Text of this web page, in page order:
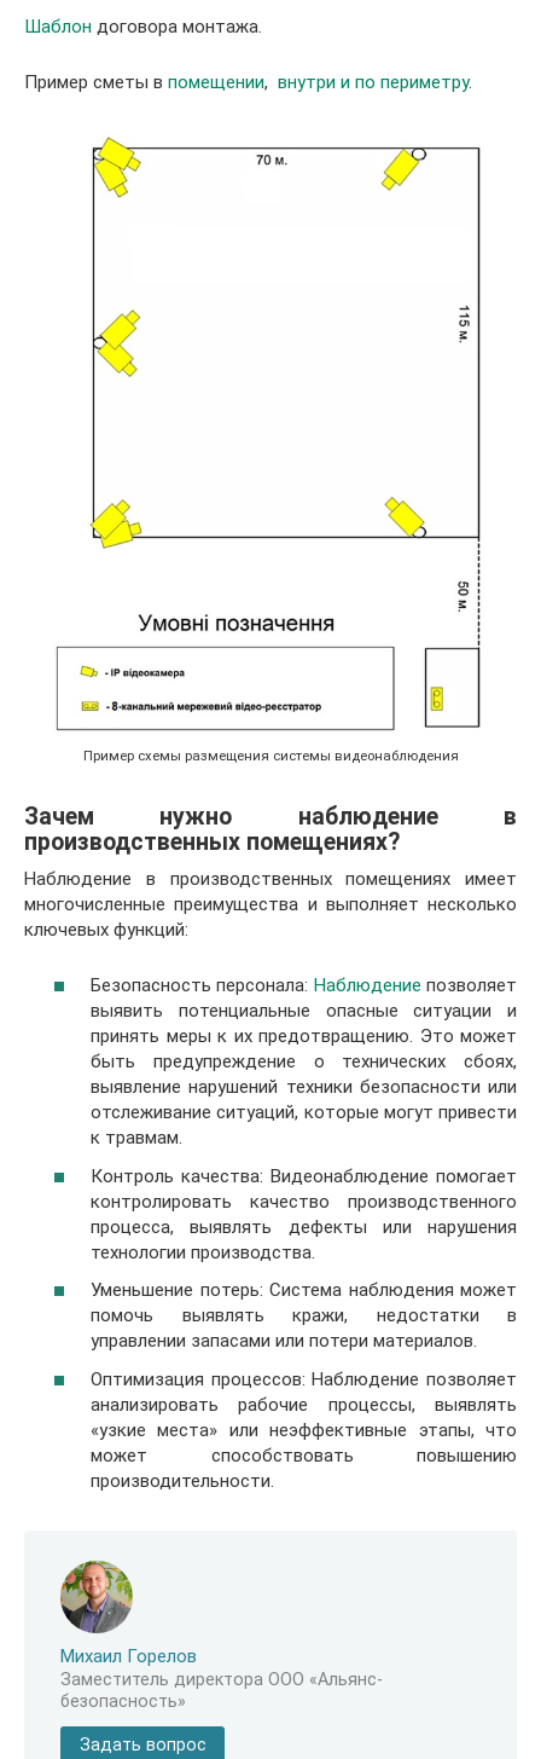
Шаблон договора монтажа.
Пример сметы в помещении, внутри и по периметру.
Пример схемы размещения системы видеонаблюдения
Зачем нужно наблюдение в
производственных помещениях?
Наблюдение в производственных помещениях имеет
многочисленные преимущества и выполняет несколько
ключевых функций:
Безопасность персонала: Наблюдение позволяет
выявить потенциальные опасные ситуации и
принять меры к их предотвращению. Это может
быть предупреждение о технических сбоях,
выявление нарушений техники безопасности или
отслеживание ситуаций, которые могут привести
к травмам.
Контроль качества: Видеонаблюдение помогает
контролировать качество производственного
процесса, выявлять дефекты или нарушения
технологии производства.
Уменьшение потерь: Система наблюдения может
помочь выявлять кражи, недостатки в
управлении запасами или потери материалов.
Оптимизация процессов: Наблюдение позволяет
анализировать рабочие процессы, выявлять
«узкие места» или неэффективные этапы, что
может способствовать повышению
производительности.
Михаил Горелов
Заместитель директора ООО «Альянс-
безопасность»
Задать вопрос